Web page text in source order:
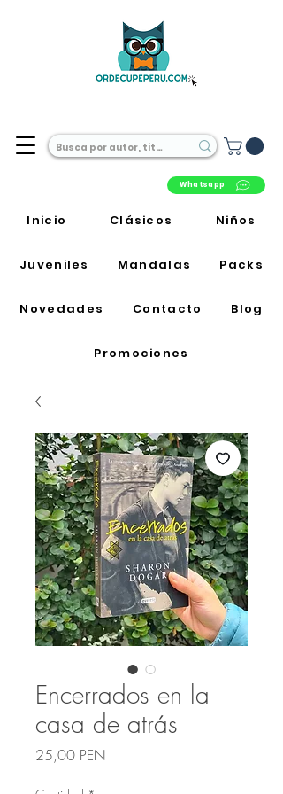
Whatsapp
Inicio Clásicos Niños
Juveniles Mandalas Packs
Novedades Contacto Blog
Promociones
Encerrados en la
casa de atrás
25,00 PENPrecio